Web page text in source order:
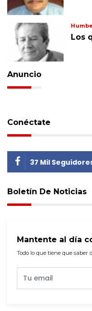
Los
Anuncio
Conéctate
37 Mil
Boletín De Noticias
Mantente al día
Todo lo que tiene que saber